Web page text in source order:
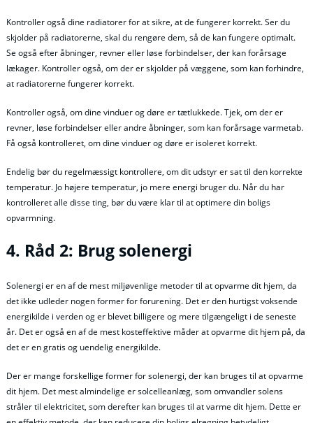
Kontroller også dine radiatorer for at sikre, at de fungerer korrekt. Ser du
skjolder på radiatorerne, skal du rengøre dem, så de kan fungere optimalt.
Se også efter åbninger, revner eller løse forbindelser, der kan forårsage
lækager. Kontroller også, om der er skjolder på væggene, som kan forhindre,
at radiatorerne fungerer korrekt.
Kontroller også, om dine vinduer og døre er tætlukkede. Tjek, om der er
revner, løse forbindelser eller andre åbninger, som kan forårsage varmetab.
Få også kontrolleret, om dine vinduer og døre er isoleret korrekt.
Endelig bør du regelmæssigt kontrollere, om dit udstyr er sat til den korrekte
temperatur. Jo højere temperatur, jo mere energi bruger du. Når du har
kontrolleret alle disse ting, bør du være klar til at optimere din boligs
opvarmning.
4. Råd 2: Brug solenergi
Solenergi er en af de mest miljøvenlige metoder til at opvarme dit hjem, da
det ikke udleder nogen former for forurening. Det er den hurtigst voksende
energikilde i verden og er blevet billigere og mere tilgængeligt i de seneste
år. Det er også en af de mest kosteffektive måder at opvarme dit hjem på, da
det er en gratis og uendelig energikilde.
Der er mange forskellige former for solenergi, der kan bruges til at opvarme
dit hjem. Det mest almindelige er solcelleanlæg, som omvandler solens
stråler til elektricitet, som derefter kan bruges til at varme dit hjem. Dette er